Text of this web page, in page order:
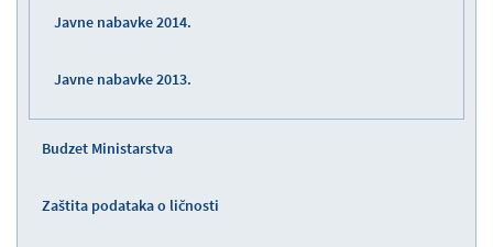
Javne nabavke 2014.
Javne nabavke 2013.
Budzet Ministarstva
Zaštita podataka o ličnosti